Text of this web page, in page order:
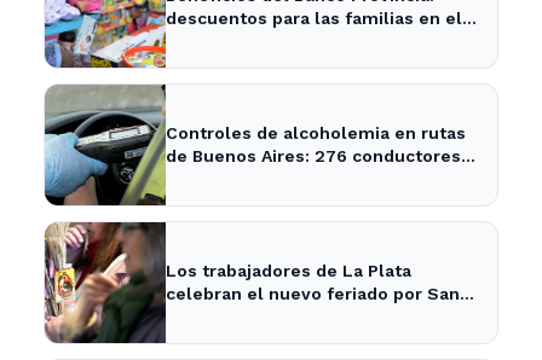
descuentos para las familias en el
Controles de alcoholemia en rutas
de Buenos Aires: 276 conductores
Los trabajadores de La Plata
celebran el nuevo feriado por San